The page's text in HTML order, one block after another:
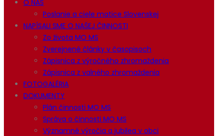
O NÁS
Poslanie a ciele matice Slovenskej
NAPÍSALI SME O NAŠEJ ČINNOSTI
Zo života MO MS
Zverejnené články v časopisoch
Zápisnica z výročného zhromaždenia
Zápisnica z valného zhromaždenia
FOTOGALÉRIA
DOKUMENTY
Plán činnosti MO MS
Správa o činnosti MO MS
Významné výročia a jubilea v obci